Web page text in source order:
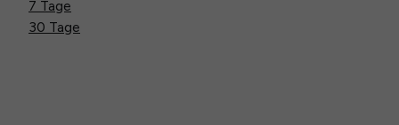
7 Tage
30 Tage